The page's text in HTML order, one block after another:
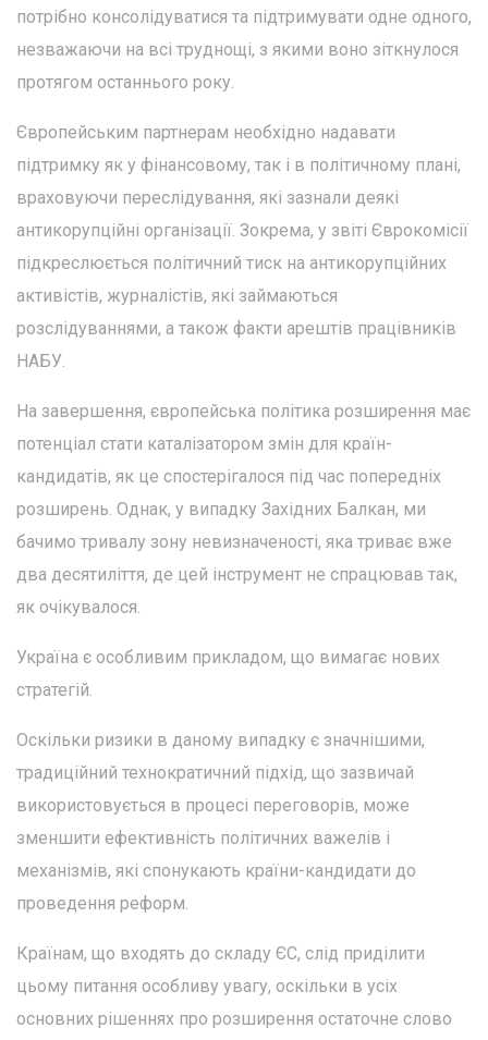
потрібно консолідуватися та підтримувати одне одного,
незважаючи на всі труднощі, з якими воно зіткнулося
протягом останнього року.
Європейським партнерам необхідно надавати
підтримку як у фінансовому, так і в політичному плані,
враховуючи переслідування, які зазнали деякі
антикорупційні організації. Зокрема, у звіті Єврокомісії
підкреслюється політичний тиск на антикорупційних
активістів, журналістів, які займаються
розслідуваннями, а також факти арештів працівників
НАБУ.
На завершення, європейська політика розширення має
потенціал стати каталізатором змін для країн-
кандидатів, як це спостерігалося під час попередніх
розширень. Однак, у випадку Західних Балкан, ми
бачимо тривалу зону невизначеності, яка триває вже
два десятиліття, де цей інструмент не спрацював так,
як очікувалося.
Україна є особливим прикладом, що вимагає нових
стратегій.
Оскільки ризики в даному випадку є значнішими,
традиційний технократичний підхід, що зазвичай
використовується в процесі переговорів, може
зменшити ефективність політичних важелів і
механізмів, які спонукають країни-кандидати до
проведення реформ.
Країнам, що входять до складу ЄС, слід приділити
цьому питання особливу увагу, оскільки в усіх
основних рішеннях про розширення остаточне слово